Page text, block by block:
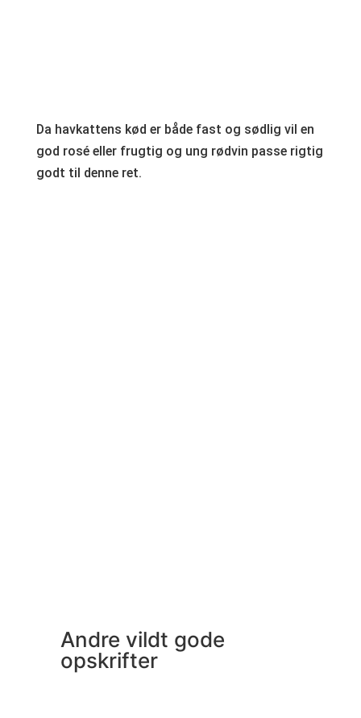
Da havkattens kød er både fast og sødlig vil en
god rosé eller frugtig og ung rødvin passe rigtig
godt til denne ret.
Andre vildt gode
opskrifter